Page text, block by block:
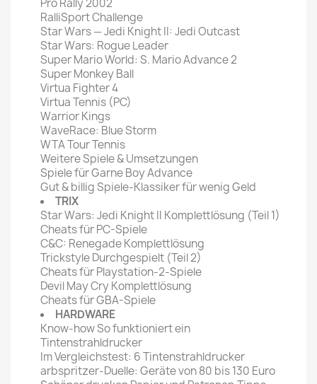
Pro Rally 2002
RalliSport Challenge
Star Wars — Jedi Knight II: Jedi Outcast
Star Wars: Rogue Leader
Super Mario World: S. Mario Advance 2
Super Monkey Ball
Virtua Fighter 4
Virtua Tennis (PC)
Warrior Kings
WaveRace: Blue Storm
WTA Tour Tennis
Weitere Spiele & Umsetzungen
Spiele für Garne Boy Advance
Gut & billig Spiele-Klassiker für wenig Geld
TRIX
Star Wars: Jedi Knight II Komplettlösung (Teil 1)
Cheats für PC-Spiele
C&C: Renegade Komplettlösung
Trickstyle Durchgespielt (Teil 2)
Cheats für Playstation-2-Spiele
Devil May Cry Komplettlösung
Cheats für GBA-Spiele
HARDWARE
Know-how So funktioniert ein
Tintenstrahldrucker
Im Vergleichstest: 6 Tintenstrahldrucker
arbspritzer-Duelle: Geräte von 80 bis 130 Euro